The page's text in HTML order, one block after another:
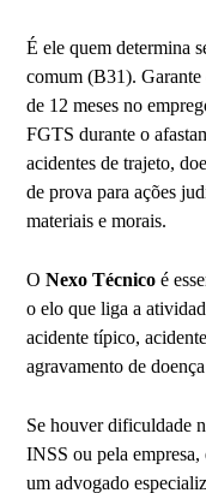
É ele quem determina
comum (B31). Garante
de 12 meses no
FGTS durante o
acidentes de trajeto,
de prova para ações
materiais e morais.
ONexo Técnico é
o elo que liga a
acidente típico,
agravamento de
Se houver dificuldade
INSS ou pela
um advogado